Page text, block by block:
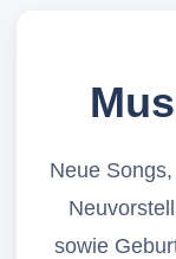
Neue
sowie